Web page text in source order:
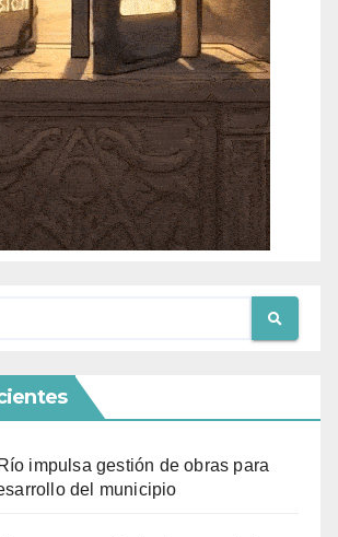
impulsa gestión de obras para
del municipio